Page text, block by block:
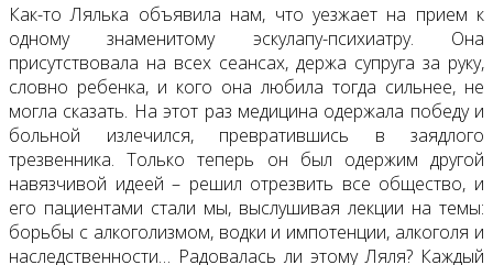
Как-то Лялька объявила нам, что уезжает на прием к
одному знаменитому эскулапу-психиатру. Она
присутствовала на всех сеансах, держа супруга за руку,
словно ребенка, и кого она любила тогда сильнее, не
могла сказать. На этот раз медицина одержала победу и
больной излечился, превратившись в заядлого
трезвенника. Только теперь он был одержим другой
навязчивой идеей – решил отрезвить все общество, и
его пациентами стали мы, выслушивая лекции на темы:
борьбы с алкоголизмом, водки и импотенции, алкоголя и
наследственности… Радовалась ли этому Ляля? Каждый